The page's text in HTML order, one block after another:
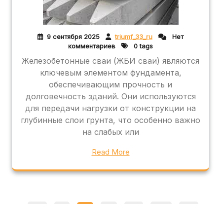
9 сентября 2025 triumf_33_ru
Нет
комментариев
0 tags
Железобетонные сваи (ЖБИ сваи) являются
ключевым элементом фундамента,
обеспечивающим прочность и
долговечность зданий. Они используются
для передачи нагрузки от конструкции на
глубинные слои грунта, что особенно важно
на слабых или
Read More